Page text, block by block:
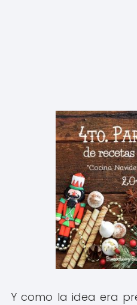
Y como la idea era